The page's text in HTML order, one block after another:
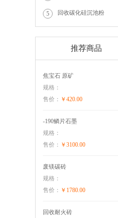
5 回收碳化硅沉池粉
推荐商品
焦宝石 原矿
规格：
售价： ￥420.00
-190鳞片石墨
规格：
售价： ￥3100.00
废镁碳砖
规格：
售价： ￥1780.00
回收耐火砖